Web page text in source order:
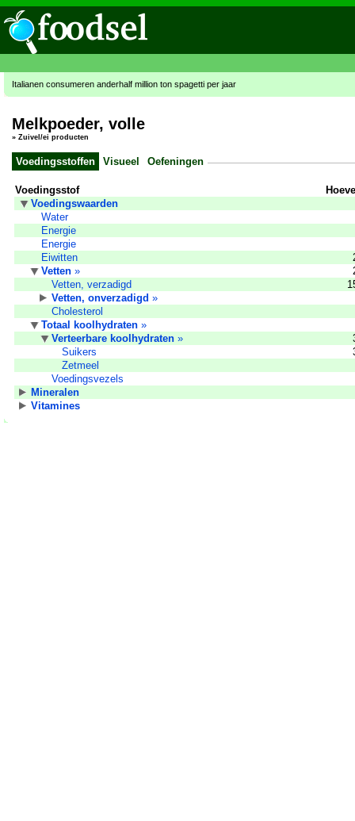
Italianen consumeren anderhalf million ton spagetti per jaar
Melkpoeder, volle
» Zuivel/ei producten
Voedingsstoffen Visueel Oefeningen
Voedingsstof
Voedingswaarden
Water
Energie
Energie
Eiwitten
Vetten »
Vetten, verzadigd
Vetten, onverzadigd »
Cholesterol
Totaal koolhydraten »
Verteerbare koolhydraten »
Suikers
Zetmeel
Voedingsvezels
Mineralen
Vitamines